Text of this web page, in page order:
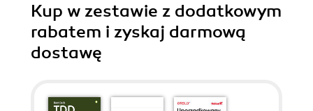
Kup w zestawie z dodatkowym
rabatem i zyskaj darmową
dostawę